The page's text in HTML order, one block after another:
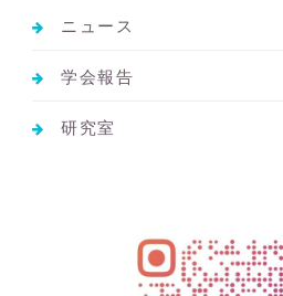
ニュース
学会報告
研究室